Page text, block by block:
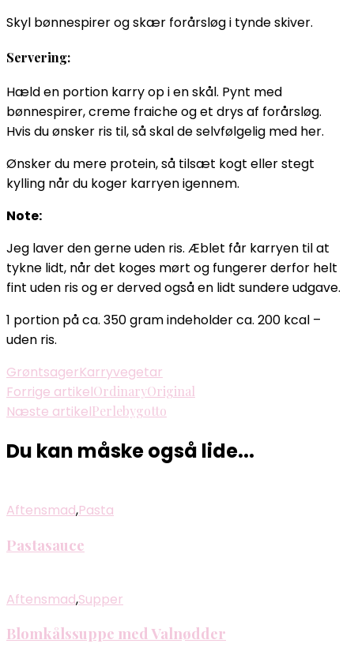
Skyl bønnespirer og skær forårsløg i tynde skiver.
Servering:
Hæld en portion karry op i en skål. Pynt med
bønnespirer, creme fraiche og et drys af forårsløg.
Hvis du ønsker ris til, så skal de selvfølgelig med her.
Ønsker du mere protein, så tilsæt kogt eller stegt
kylling når du koger karryen igennem.
Note:
Jeg laver den gerne uden ris. Æblet får karryen til at
tykne lidt, når det koges mørt og fungerer derfor helt
fint uden ris og er derved også en lidt sundere udgave.
1 portion på ca. 350 gram indeholder ca. 200 kcal –
uden ris.
GrøntsagerKarryvegetar
Indlægsnavigation
Forrige artikelOrdinaryOriginal
Næste artikelPerlebygotto
Du kan måske også lide...
Aftensmad,Pasta
Pastasauce
Aftensmad,Supper
Blomkålssuppe med Valnødder